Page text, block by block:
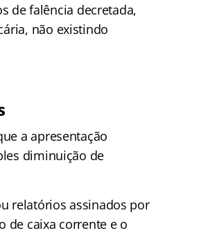
de falência decretada,
não existindo
a apresentação
diminuição de
relatórios assinados por
de caixa corrente e o